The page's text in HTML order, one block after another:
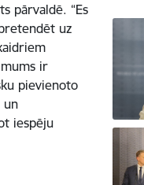
pārvaldē. “Es
uz
ir
pievienoto
un
iespēju